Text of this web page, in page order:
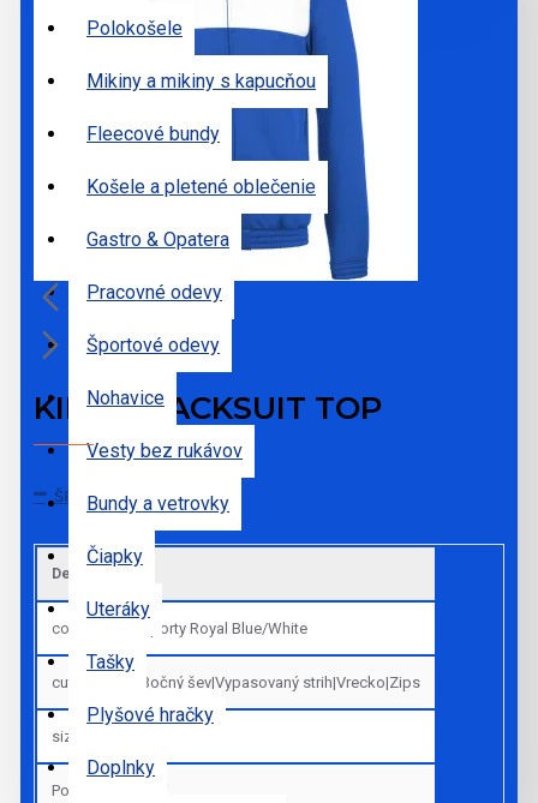
Polokošele
Mikiny a mikiny s kapucňou
Fleecové bundy
Košele a pletené oblečenie
Gastro & Opatera
Pracovné odevy
Športové odevy
Nohavice
Vesty bez rukávov
Bundy a vetrovky
Čiapky
Uteráky
Tašky
Plyšové hračky
Doplnky
KIDS' TRACKSUIT TOP
ŠPECIFIKÁCIE
Default
colors Sporty Royal Blue/White
cut_sk Bočný šev|Vypasovaný strih|Vrecko|Zips
sizes
Pohlavie Deti